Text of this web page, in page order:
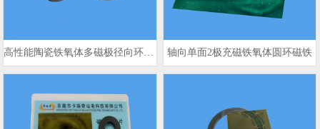
轴向单面2极充磁铁氧体圆环磁铁